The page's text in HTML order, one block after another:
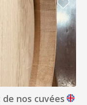
nos cuvées